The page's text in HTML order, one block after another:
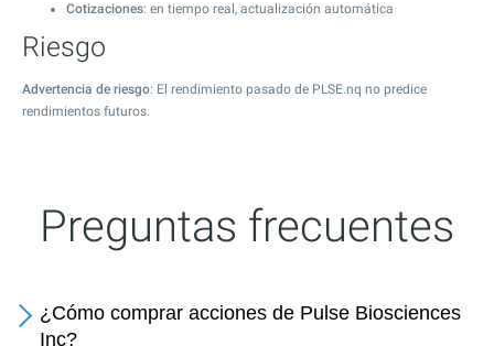
Cotizaciones: en tiempo real, actualización automática
Riesgo
Advertencia de riesgo: El rendimiento pasado de PLSE.nq no predice
rendimientos futuros.
Preguntas frecuentes
¿Cómo comprar acciones de Pulse Biosciences
Inc?